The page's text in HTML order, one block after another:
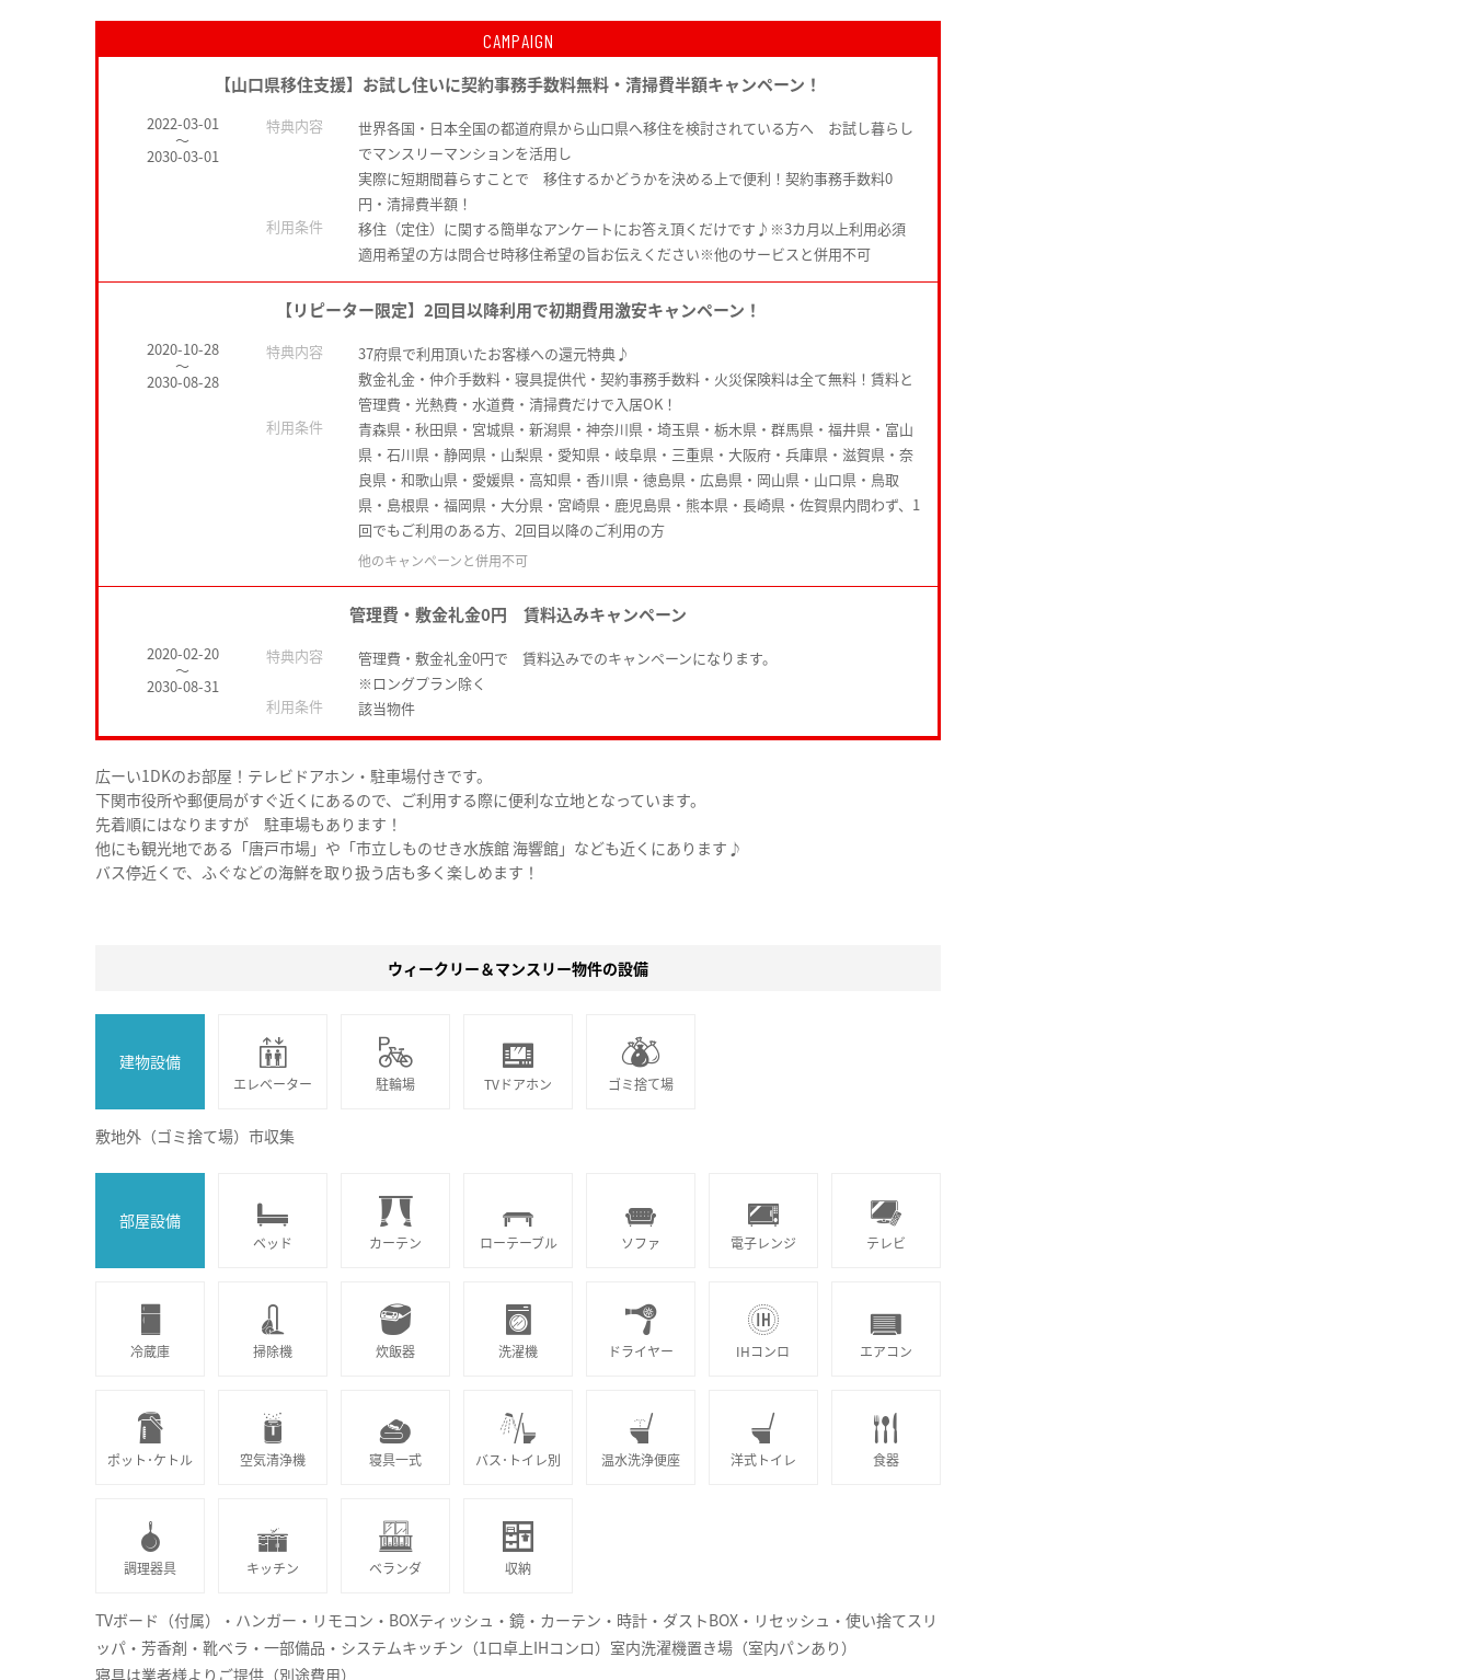
CAMPAIGN
【山口県移住支援】お試し住いに契約事務手数料無料・清掃費半額キャンペーン！
2022-03-01
～
2030-03-01
特典内容
世界各国・日本全国の都道府県から山口県へ移住を検討されている方へ お試し暮らし
でマンスリーマンションを活用し
実際に短期間暮らすことで 移住するかどうかを決める上で便利！契約事務手数料0
円・清掃費半額！
利用条件
移住（定住）に関する簡単なアンケートにお答え頂くだけです♪※3カ月以上利用必須
適用希望の方は問合せ時移住希望の旨お伝えください※他のサービスと併用不可
【リピーター限定】2回目以降利用で初期費用激安キャンペーン！
2020-10-28
～
2030-08-28
特典内容
37府県で利用頂いたお客様への還元特典♪
敷金礼金・仲介手数料・寝具提供代・契約事務手数料・火災保険料は全て無料！賃料と
管理費・光熱費・水道費・清掃費だけで入居OK！
利用条件
青森県・秋田県・宮城県・新潟県・神奈川県・埼玉県・栃木県・群馬県・福井県・富山
県・石川県・静岡県・山梨県・愛知県・岐阜県・三重県・大阪府・兵庫県・滋賀県・奈
良県・和歌山県・愛媛県・高知県・香川県・徳島県・広島県・岡山県・山口県・鳥取
県・島根県・福岡県・大分県・宮崎県・鹿児島県・熊本県・長崎県・佐賀県内問わず、1
回でもご利用のある方、2回目以降のご利用の方
他のキャンペーンと併用不可
管理費・敷金礼金0円 賃料込みキャンペーン
2020-02-20
～
2030-08-31
特典内容
管理費・敷金礼金0円で 賃料込みでのキャンペーンになります。
※ロングプラン除く
利用条件
該当物件
広ーい1DKのお部屋！テレビドアホン・駐車場付きです。
下関市役所や郵便局がすぐ近くにあるので、ご利用する際に便利な立地となっています。
先着順にはなりますが 駐車場もあります！
他にも観光地である「唐戸市場」や「市立しものせき水族館 海響館」なども近くにあります♪
バス停近くで、ふぐなどの海鮮を取り扱う店も多く楽しめます！
ウィークリー＆マンスリー物件の設備
建物設備
エレベーター 駐輪場 TVドアホン ゴミ捨て場
敷地外（ゴミ捨て場）市収集
部屋設備
ベッド カーテン ローテーブル ソファ 電子レンジ テレビ
冷蔵庫 掃除機 炊飯器 洗濯機 ドライヤー IHコンロ エアコン
ポット･ケトル 空気清浄機 寝具一式 バス･トイレ別 温水洗浄便座 洋式トイレ 食器
調理器具 キッチン ベランダ 収納
TVボード（付属）・ハンガー・リモコン・BOXティッシュ・鏡・カーテン・時計・ダストBOX・リセッシュ・使い捨てスリ
ッパ・芳香剤・靴ベラ・一部備品・システムキッチン（1口卓上IHコンロ）室内洗濯機置き場（室内パンあり）
寝具は業者様よりご提供（別途費用）